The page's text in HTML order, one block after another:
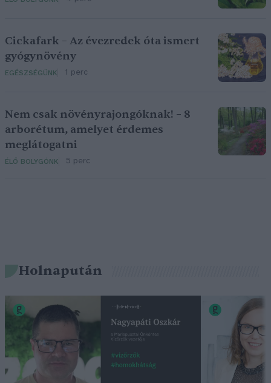
Cickafark – Az évezredek óta ismert
gyógynövény
EGÉSZSÉGÜNK 1 perc
Nem csak növényrajongóknak! – 8
arborétum, amelyet érdemes
meglátogatni
ÉLŐ BOLYGÓNK 5 perc
Holnapután